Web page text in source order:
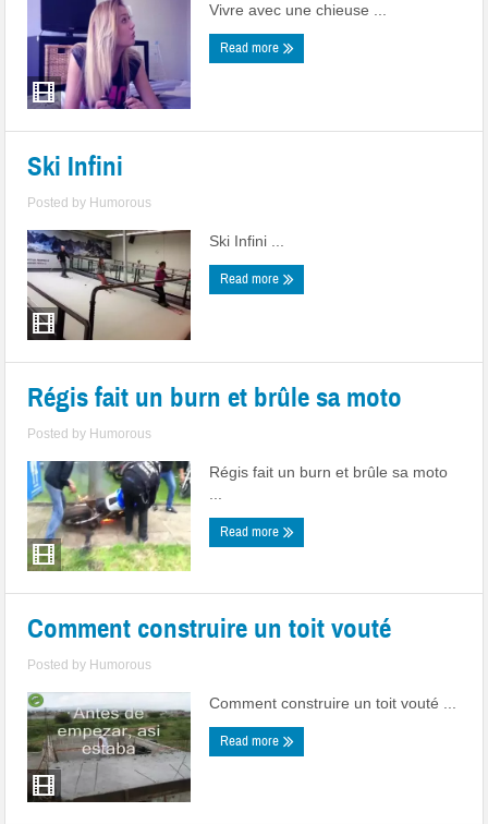
Vivre avec une chieuse ...
Read more
Ski Infini
Posted by Humorous
Ski Infini ...
Read more
Régis fait un burn et brûle sa moto
Posted by Humorous
Régis fait un burn et brûle sa moto
Read more
Comment construire un toit vouté
Posted by Humorous
Comment construire un toit vouté ...
Read more